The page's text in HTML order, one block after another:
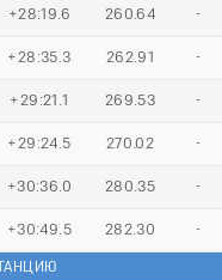
+28:19.6 260.64 -
+28:35.3 262.91 -
+29:21.1 269.53 -
+29:24.5 270.02 -
+30:36.0 280.35 -
+30:49.5 282.30 -